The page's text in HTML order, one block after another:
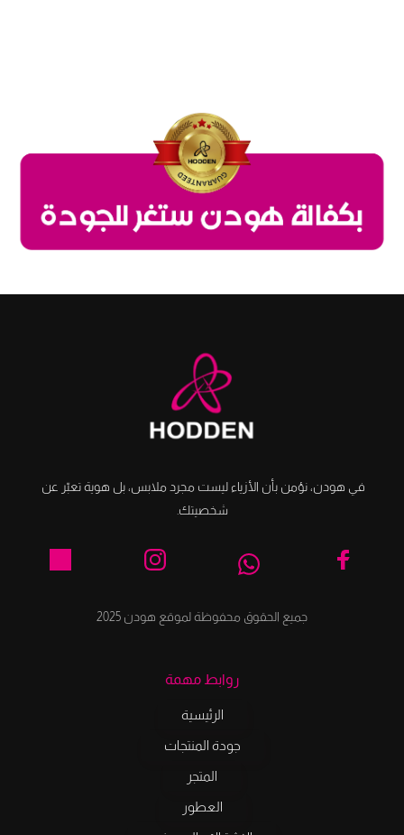
شخصيتك.
جميع الحقوق محفوظة لموقع هودن 2025
روابط مهمة
الرئيسية
جودة المنتجات
المتجر
العطور